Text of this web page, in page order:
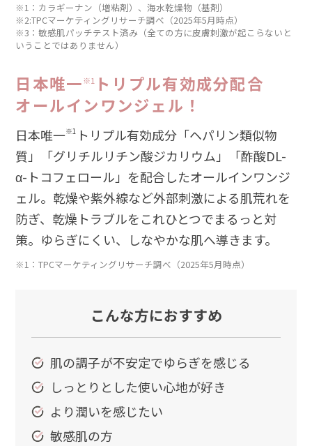
※1：カラギーナン（増粘剤）、海水乾燥物（基剤）
※2:TPCマーケティングリサーチ調べ（2025年5月時点）
※3：敏感肌パッチテスト済み（全ての方に皮膚刺激が起こらないと
いうことではありません）
日本唯一※1 トリプル有効成分配合
オールインワンジェル！
日本唯一※1 トリプル有効成分「ヘパリン類似物
質」「グリチルリチン酸ジカリウム」「酢酸DL-
α-トコフェロール」を配合したオールインワンジ
ェル。乾燥や紫外線など外部刺激による肌荒れを
防ぎ、乾燥トラブルをこれひとつでまるっと対
策。ゆらぎにくい、しなやかな肌へ導きます。
※1：TPCマーケティングリサーチ調べ（2025年5月時点）
こんな方におすすめ
肌の調子が不安定でゆらぎを感じる
しっとりとした使い心地が好き
より潤いを感じたい
敏感肌の方